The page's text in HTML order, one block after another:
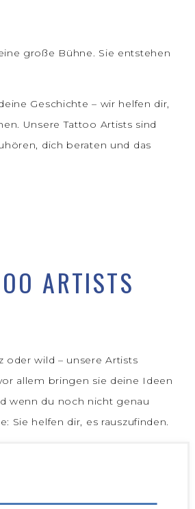
große Bühne. Sie entstehen
Geschichte – wir helfen dir,
Unsere Tattoo Artists sind
dich beraten und das
ARTISTS
oder wild – unsere Artists
allem bringen sie deine Ideen
wenn du noch nicht genau
Sie helfen dir, es rauszufinden.